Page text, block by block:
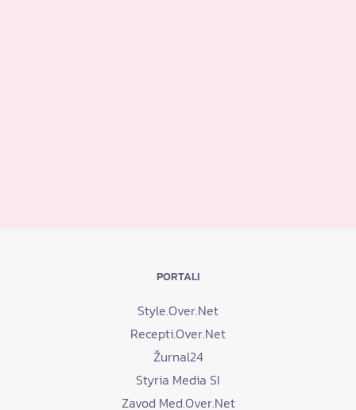
PORTALI
Style.Over.Net
Recepti.Over.Net
Žurnal24
Styria Media SI
Zavod Med.Over.Net